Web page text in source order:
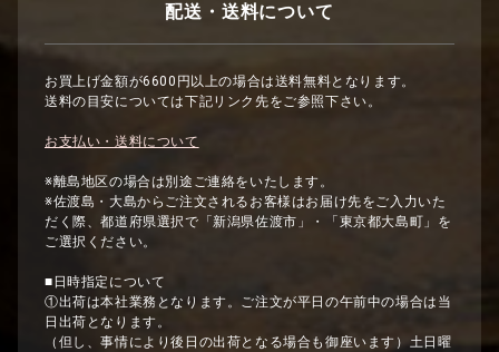
配送・送料について
お買上げ金額が6600円以上の場合は送料無料となります。
送料の目安については下記リンク先をご参照下さい。
お支払い・送料について
※離島地区の場合は別途ご連絡をいたします。
※佐渡島・大島からご注文されるお客様はお届け先をご入力いた
だく際、都道府県選択で「新潟県佐渡市」・「東京都大島町」を
ご選択ください。
■日時指定について
①出荷は本社業務となります。ご注文が平日の午前中の場合は当
日出荷となります。
（但し、事情により後日の出荷となる場合も御座います）土日曜